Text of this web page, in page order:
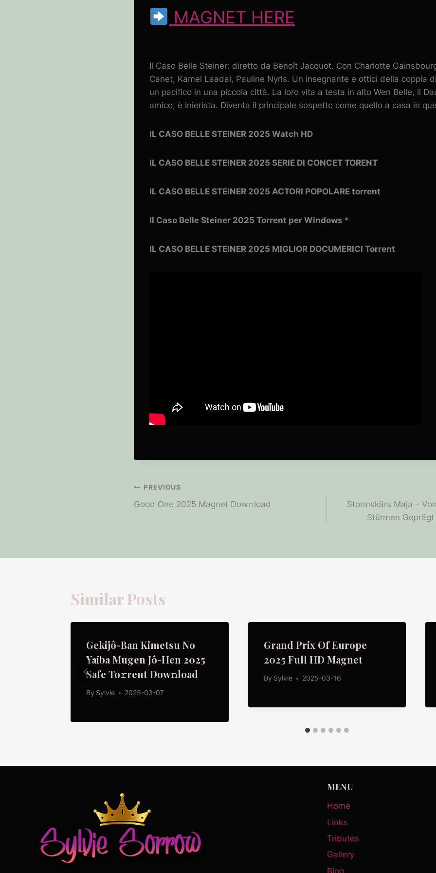
MAGNET HERE
Il Caso Belle Steiner: diretto da Benoît Jacquot. Con Charlotte
Canet, Kamel Laadai, Pauline Nyrls. Un insegnante e ottici della coppia
un pacifico in una piccola città. La loro vita a testa in alto Wen Belle, il
amico, è inierista. Diventa il principale sospetto come quello a casa in
IL CASO BELLE STEINER 2025 Watch HD
IL CASO BELLE STEINER 2025 SERIE DI CONCET TORENT
IL CASO BELLE STEINER 2025 ACTORI POPOLARE torrent
Il Caso Belle Steiner 2025 Torrent per Windows *
IL CASO BELLE STEINER 2025 MIGLIOR DOCUMERICI Torrent
Post
PREVIOUS
Good One 2025 Magnet Dow𝚗load
Stormskärs Maja –
Stürmen
Similar Posts
Gekijô-Ban Kimetsu No
Yaiba Mugen Jô-Hen 2025
Safe To𝚛rent Dow𝚗load
By Sylvie 2025-03-07
Grand Prix Of Europe
2025 Full HD Magnet
By Sylvie 2025-03-16
MENU
Home
Links
Tributes
Gallery
Blog